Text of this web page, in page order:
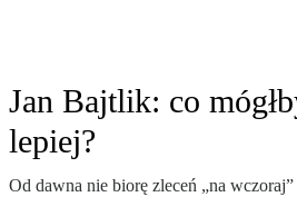
Jan Bajtlik: co
lepiej?
Od dawna nie biorę zleceń „na